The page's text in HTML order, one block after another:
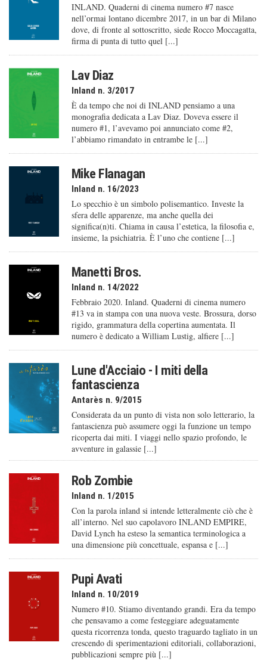
INLAND. Quaderni di cinema numero #7 nasce
nell’ormai lontano dicembre 2017, in un bar di Milano
dove, di fronte al sottoscritto, siede Rocco Moccagatta,
firma di punta di tutto quel [...]
Lav Diaz
Inland n. 3/2017
È da tempo che noi di INLAND pensiamo a una
monografia dedicata a Lav Diaz. Doveva essere il
numero #1, l’avevamo poi annunciato come #2,
l’abbiamo rimandato in entrambe le [...]
Mike Flanagan
Inland n. 16/2023
Lo specchio è un simbolo polisemantico. Investe la
sfera delle apparenze, ma anche quella dei
significa(n)ti. Chiama in causa l’estetica, la filosofia e,
insieme, la psichiatria. È l’uno che contiene [...]
Manetti Bros.
Inland n. 14/2022
Febbraio 2020. Inland. Quaderni di cinema numero
#13 va in stampa con una nuova veste. Brossura, dorso
rigido, grammatura della copertina aumentata. Il
numero è dedicato a William Lustig, alfiere [...]
Lune d'Acciaio - I miti della
fantascienza
Antarès n. 9/2015
Considerata da un punto di vista non solo letterario, la
fantascienza può assumere oggi la funzione un tempo
ricoperta dai miti. I viaggi nello spazio profondo, le
avventure in galassie [...]
Rob Zombie
Inland n. 1/2015
Con la parola inland si intende letteralmente ciò che è
all’interno. Nel suo capolavoro INLAND EMPIRE,
David Lynch ha esteso la semantica terminologica a
una dimensione più concettuale, espansa e [...]
Pupi Avati
Inland n. 10/2019
Numero #10. Stiamo diventando grandi. Era da tempo
che pensavamo a come festeggiare adeguatamente
questa ricorrenza tonda, questo traguardo tagliato in un
crescendo di sperimentazioni editoriali, collaborazioni,
pubblicazioni sempre più [...]